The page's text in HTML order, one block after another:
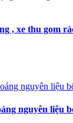
, xe thu gom
nguyên liệu